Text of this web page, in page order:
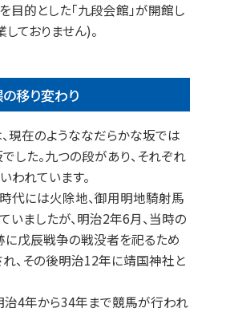
的とした「九段会館」が開館し
ておりません)。
移り変わり
現在のようななだらかな坂では
した。九つの段があり、それぞれ
われています。
代には火除地、御用明地騎射馬
いましたが、明治2年6月、当時の
戊辰戦争の戦没者を祀るため
、その後明治12年に靖国神社と
4年から34年まで競馬が行われ